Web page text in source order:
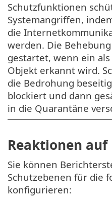
Schutzfunktionen
Systemangriffen,
die
werden. Die
gestartet, wenn ein
Objekt erkannt wird.
die Bedrohung
blockiert und dann
in die Quarantäne
Reaktionen auf
Sie können
Schutzebenen für die
konfigurieren: